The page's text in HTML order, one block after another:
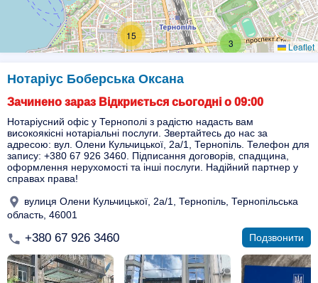
3
15
Leaflet
Нотаріус Боберська Оксана
Зачинено зараз Відкриється сьогодні о 09:00
Нотаріусний офіс у Тернополі з радістю надасть вам
високоякісні нотаріальні послуги. Звертайтесь до нас за
адресою: вул. Олени Кульчицької, 2а/1, Тернопіль. Телефон для
запису: +380 67 926 3460. Підписання договорів, спадщина,
оформлення нерухомості та інші послуги. Надійний партнер у
справах права!
вулиця Олени Кульчицької, 2а/1, Тернопіль, Тернопільська
область, 46001
+380 67 926 3460 Подзвонити